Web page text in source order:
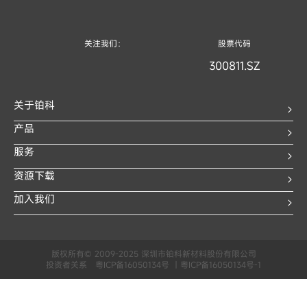
关注我们： 股票代码
300811.SZ
关于铂科
产品
服务
资源下载
加入我们
版权所有© 2009-2025 深圳市铂科新材料股份有限公司
投资者关系
粤ICP备16050134号 丨粤ICP备16050134号-1